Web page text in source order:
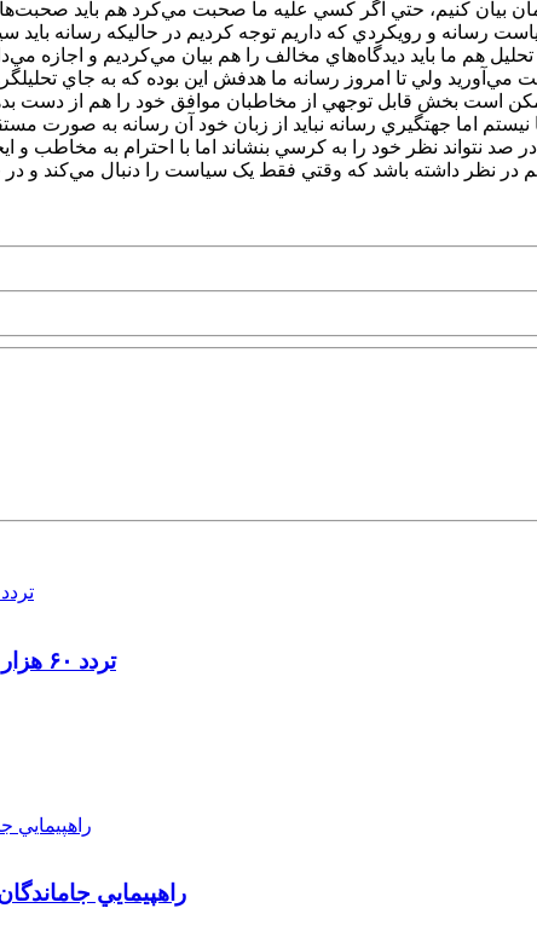
بيان کنيم، حتي اگر کسي عليه ما صحبت مي‌کرد هم بايد
رسانه و رويکردي که داريم توجه کرديم در حاليکه رسانه
هم ما بايد ديدگاه‌هاي مخالف را هم بيان مي‌کرديم و اجازه
ولي تا امروز رسانه ما هدفش اين بوده که به جاي
اما جهتگيري رسانه نبايد از زبان خود آن رسانه به صورت
را هم در نظر داشته باشد که وقتي فقط يک سياست را دنبال مي‌کند
تردد ۶۰ هزار دستگاه ناوگان ترانزیتی از پایانه‌های مرزی آذربایجان ‌غربی
راهپيمايي